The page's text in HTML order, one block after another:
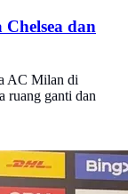
dan
AC Milan di
ruang ganti dan